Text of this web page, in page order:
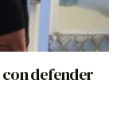
defender